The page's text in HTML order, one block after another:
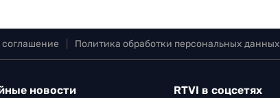
соглашение Политика обработки персональных данных
новости RTVI в соцсетях